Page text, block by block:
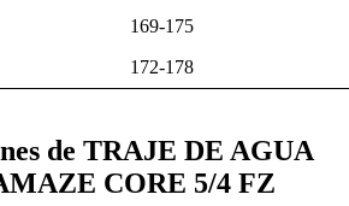
169-175
172-178
de TRAJE DE AGUA
CORE 5/4 FZ